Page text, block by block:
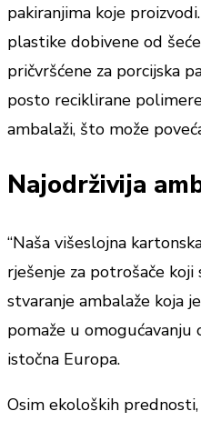
pakiranjima koje
plastike dobivene od
pričvršćene za porcijska
posto reciklirane
ambalaži, što može
Najodrživija
“Naša višeslojna
rješenje za potrošače
stvaranje ambalaže koja
pomaže u
istočna Europa.
Osim ekoloških